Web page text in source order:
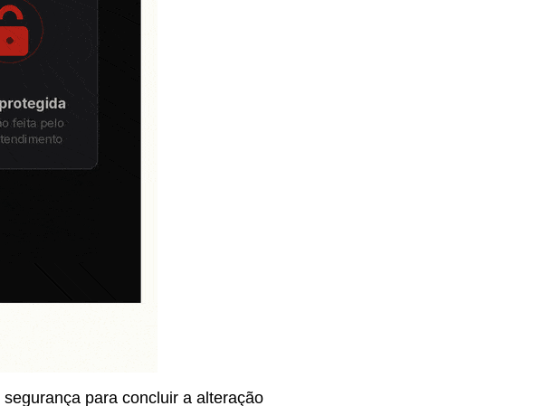
para concluir a alteração